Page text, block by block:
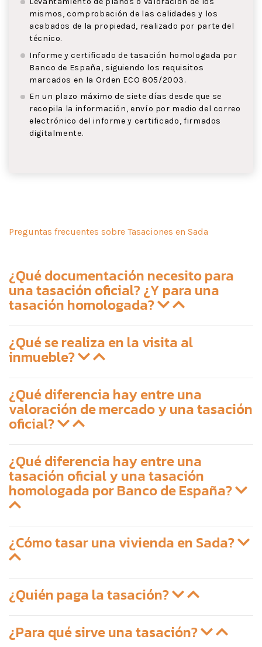
mismos, comprobación de las calidades y los
acabados de la propiedad, realizado por parte del
técnico.
Informe y certificado de tasación homologada por
Banco de España, siguiendo los requisitos
marcados en la Orden ECO 805/2003.
En un plazo máximo de siete días desde que se
recopila la información, envío por medio del correo
electrónico del informe y certificado, firmados
digitalmente.
Preguntas frecuentes sobre Tasaciones en Sada
¿Qué documentación necesito para
una tasación oficial? ¿Y para una
tasación homologada?
¿Qué se realiza en la visita al
inmueble?
¿Qué diferencia hay entre una
valoración de mercado y una tasación
oficial?
¿Qué diferencia hay entre una
tasación oficial y una tasación
homologada por Banco de España?
¿Cómo tasar una vivienda en Sada?
¿Quién paga la tasación?
¿Para qué sirve una tasación?